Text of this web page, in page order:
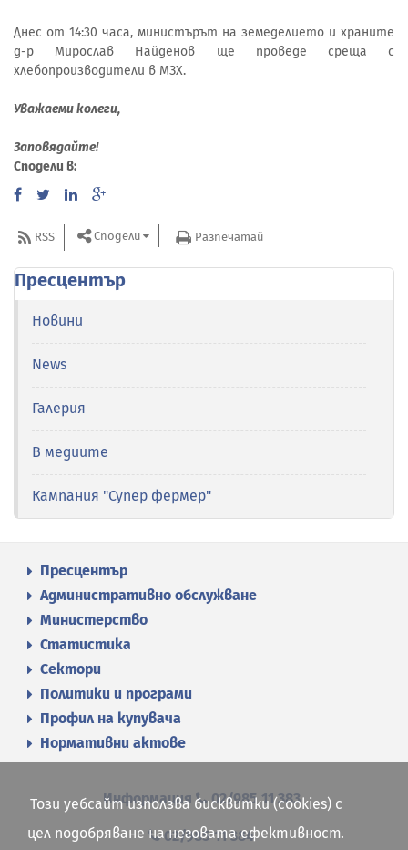
Днес от 14:30 часа, министърът на земеделието и храните
д-р Мирослав Найденов ще проведе среща с
хлебопроизводители в МЗХ.
Уважаеми колеги,
Заповядайте!
Сподели в:
RSS Сподели Разпечатай
Пресцентър
Новини
News
Галерия
В медиите
Кампания "Супер фермер"
Пресцентър
Административно обслужване
Министерство
Статистика
Сектори
Политики и програми
Профил на купувача
Нормативни актове
Информация 02/985 11 383
02/985 11 384
Този уебсайт използва бисквитки (cookies) с
цел подобряване на неговата ефективност.